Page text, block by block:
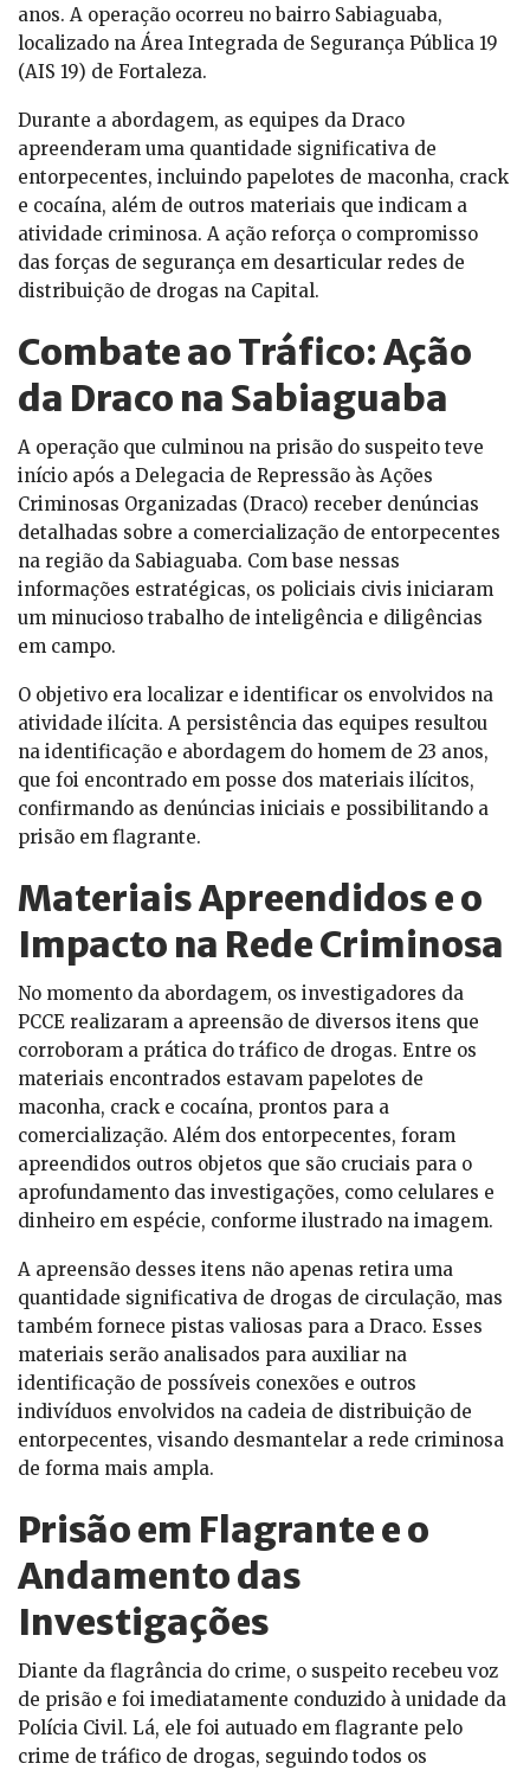
anos. A operação ocorreu no bairro Sabiaguaba,
localizado na Área Integrada de Segurança Pública 19
(AIS 19) de Fortaleza.
Durante a abordagem, as equipes da Draco
apreenderam uma quantidade significativa de
entorpecentes, incluindo papelotes de maconha, crack
e cocaína, além de outros materiais que indicam a
atividade criminosa. A ação reforça o compromisso
das forças de segurança em desarticular redes de
distribuição de drogas na Capital.
Combate ao Tráfico: Ação
da Draco na Sabiaguaba
A operação que culminou na prisão do suspeito teve
início após a Delegacia de Repressão às Ações
Criminosas Organizadas (Draco) receber denúncias
detalhadas sobre a comercialização de entorpecentes
na região da Sabiaguaba. Com base nessas
informações estratégicas, os policiais civis iniciaram
um minucioso trabalho de inteligência e diligências
em campo.
O objetivo era localizar e identificar os envolvidos na
atividade ilícita. A persistência das equipes resultou
na identificação e abordagem do homem de 23 anos,
que foi encontrado em posse dos materiais ilícitos,
confirmando as denúncias iniciais e possibilitando a
prisão em flagrante.
Materiais Apreendidos e o
Impacto na Rede Criminosa
No momento da abordagem, os investigadores da
PCCE realizaram a apreensão de diversos itens que
corroboram a prática do tráfico de drogas. Entre os
materiais encontrados estavam papelotes de
maconha, crack e cocaína, prontos para a
comercialização. Além dos entorpecentes, foram
apreendidos outros objetos que são cruciais para o
aprofundamento das investigações, como celulares e
dinheiro em espécie, conforme ilustrado na imagem.
A apreensão desses itens não apenas retira uma
quantidade significativa de drogas de circulação, mas
também fornece pistas valiosas para a Draco. Esses
materiais serão analisados para auxiliar na
identificação de possíveis conexões e outros
indivíduos envolvidos na cadeia de distribuição de
entorpecentes, visando desmantelar a rede criminosa
de forma mais ampla.
Prisão em Flagrante e o
Andamento das
Investigações
Diante da flagrância do crime, o suspeito recebeu voz
de prisão e foi imediatamente conduzido à unidade da
Polícia Civil. Lá, ele foi autuado em flagrante pelo
crime de tráfico de drogas, seguindo todos os